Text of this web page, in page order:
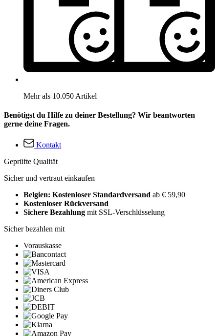
Mehr als 10.050 Artikel
Benötigst du Hilfe zu deiner Bestellung? Wir beantworten
gerne deine Fragen.
Kontakt
Geprüfte Qualität
Sicher und vertraut einkaufen
Belgien: Kostenloser Standardversand ab € 59,90
Kostenloser Rückversand
Sichere Bezahlung mit SSL-Verschlüsselung
Sicher bezahlen mit
Vorauskasse